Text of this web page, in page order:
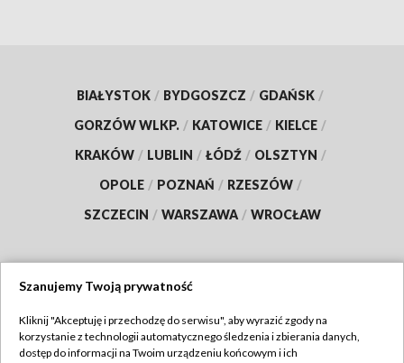
BIAŁYSTOK / BYDGOSZCZ / GDAŃSK /
GORZÓW WLKP. / KATOWICE / KIELCE /
KRAKÓW / LUBLIN / ŁÓDŹ / OLSZTYN /
OPOLE / POZNAŃ / RZESZÓW /
SZCZECIN / WARSZAWA / WROCŁAW
TVP
Szanujemy Twoją prywatność
Kliknij "Akceptuję i przechodzę do serwisu", aby wyrazić zgody na
korzystanie z technologii automatycznego śledzenia i zbierania danych,
dostęp do informacji na Twoim urządzeniu końcowym i ich